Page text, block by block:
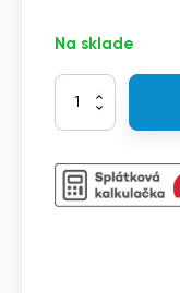
Na sklade
množstvo
FTXF25E+RXF25E+W
Split
Sensira